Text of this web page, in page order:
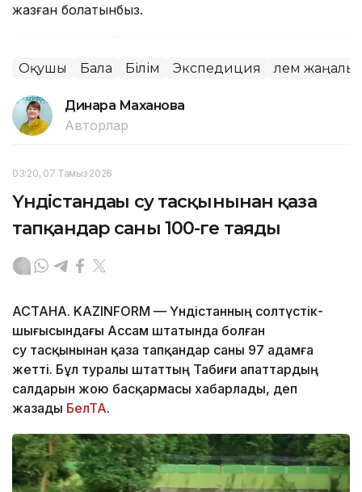
жазған болатынбыз.
Оқушы Бала Білім Экспедиция Әлем
Динара Маханова
Авторлар
03:20, 07 Тамыз 2026
Үндістандағы су тасқынынан қаза
тапқандар саны 100-ге таяды
АСТАНА. KAZINFORM — Үндістанның солтүстік-
шығысындағы Ассам штатында болған
су тасқынынан қаза тапқандар саны 97 адамға
жетті. Бұл туралы штаттың Табиғи апаттардың
салдарын жою басқармасы хабарлады, деп
жазады БелТА.